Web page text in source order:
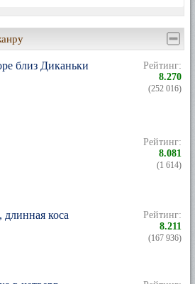
близ Диканьки
Рейтинг:
8.270
(252 016)
Рейтинг:
8.081
(1 614)
длинная коса
Рейтинг:
8.211
(167 936)